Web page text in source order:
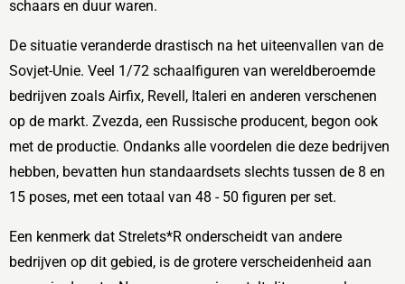
schaars en duur waren.
De situatie veranderde drastisch na het uiteenvallen van de
Sovjet-Unie. Veel 1/72 schaalfiguren van wereldberoemde
bedrijven zoals Airfix, Revell, Italeri en anderen verschenen
op de markt. Zvezda, een Russische producent, begon ook
met de productie. Ondanks alle voordelen die deze bedrijven
hebben, bevatten hun standaardsets slechts tussen de 8 en
15 poses, met een totaal van 48 - 50 figuren per set.
Een kenmerk dat Strelets*R onderscheidt van andere
bedrijven op dit gebied, is de grotere verscheidenheid aan